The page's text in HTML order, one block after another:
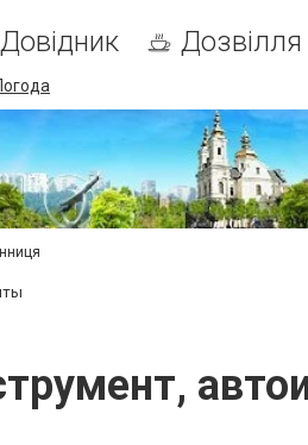
Довідник Дозвілля